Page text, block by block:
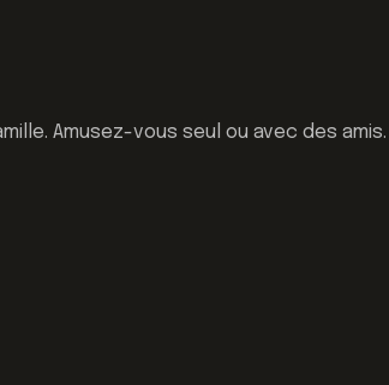
Amusez-vous seul ou avec des amis.